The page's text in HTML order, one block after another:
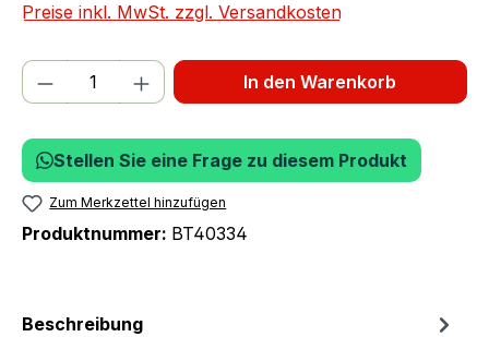
Preise inkl. MwSt. zzgl. Versandkosten
Produkt Anzahl: Gib den gewünschten
In den Warenkorb
Stellen Sie eine Frage zu diesem Produkt
Zum Merkzettel hinzufügen
Produktnummer: BT40334
Beschreibung